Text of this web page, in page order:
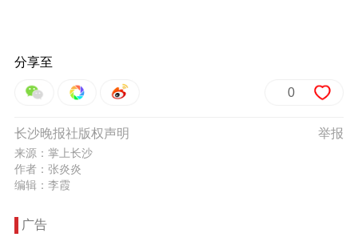
分享至
0
举报
长沙晚报社版权声明
来源：掌上长沙
作者：张炎炎
编辑：李霞
广告